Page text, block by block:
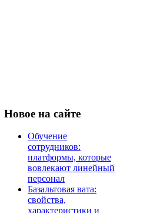
Новое на сайте
Обучение
сотрудников:
платформы, которые
вовлекают линейный
персонал
Базальтовая вата:
свойства,
характеристики и